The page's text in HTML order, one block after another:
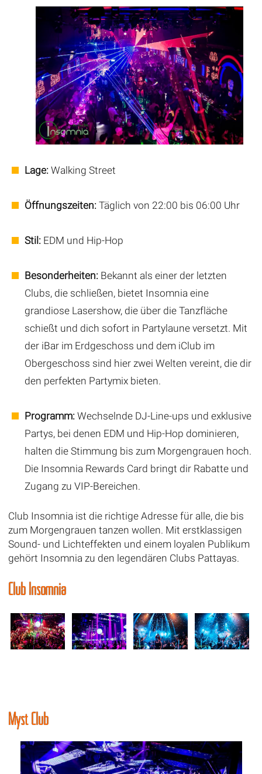
Lage:Walking Street
Öffnungszeiten:Täglich von 22:00 bis 06:00 Uhr
Stil:EDM und Hip-Hop
Besonderheiten:Bekannt als einer der letzten
Clubs, die schließen, bietet Insomnia eine
grandiose Lasershow, die über die Tanzfläche
schießt und dich sofort in Partylaune versetzt. Mit
der iBar im Erdgeschoss und dem iClub im
Obergeschoss sind hier zwei Welten vereint, die dir
den perfekten Partymix bieten.
Programm: Wechselnde DJ-Line-ups und exklusive
Partys, bei denen EDM und Hip-Hop dominieren,
halten die Stimmung bis zum Morgengrauen hoch.
Die Insomnia Rewards Card bringt dir Rabatte und
Zugang zu VIP-Bereichen.
Club Insomnia ist die richtige Adresse für alle, die bis
zum Morgengrauen tanzen wollen. Mit erstklassigen
Sound- und Lichteffekten und einem loyalen Publikum
gehört Insomnia zu den legendären Clubs Pattayas.
Club Insomnia
Myst Club